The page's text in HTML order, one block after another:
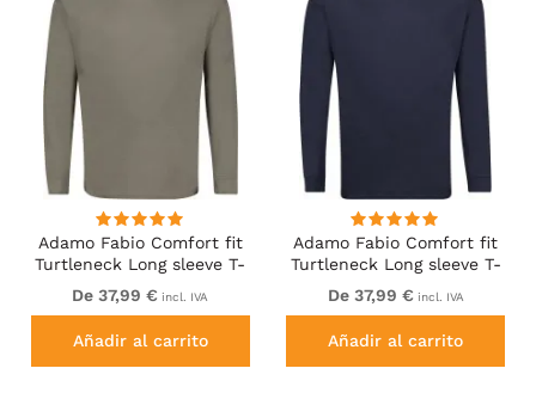
Adamo Fabio Comfort fit
Turtleneck Long sleeve T-
shirt Khaki
De 37,99 € incl. IVA
Añadir al carrito
Adamo Fabio Comfort fit
Turtleneck Long sleeve T-
shirt Navy
De 37,99 € incl. IVA
Añadir al carrito